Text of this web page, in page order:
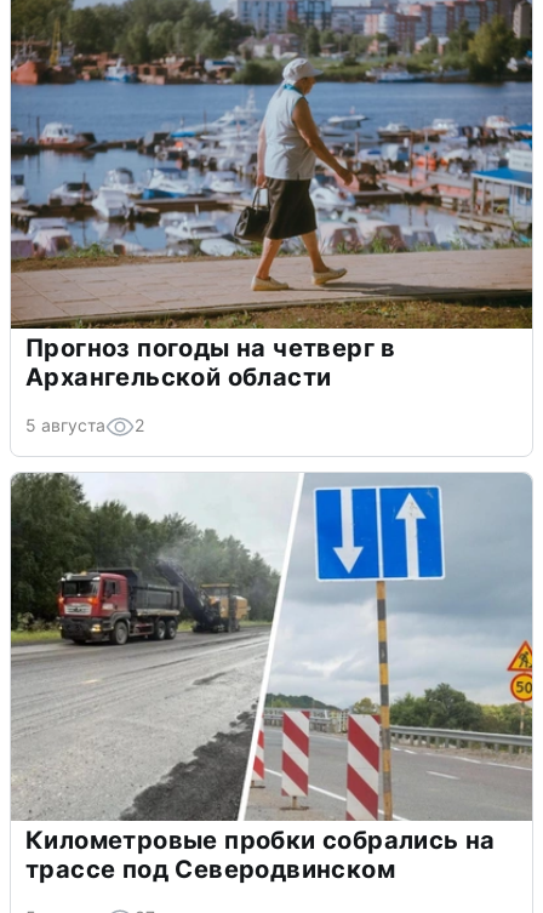
Прогноз погоды на четверг в
Архангельской области
5 августа 2
Километровые пробки собрались на
трассе под Северодвинском